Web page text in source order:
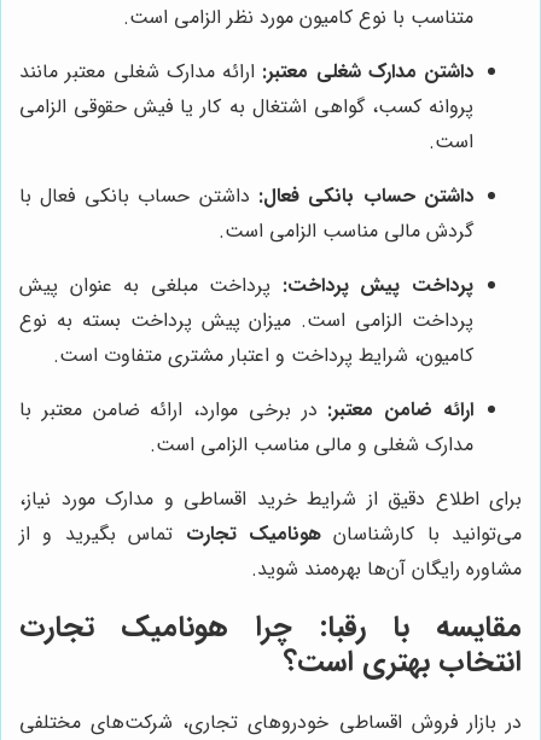
متناسب با نوع کامیون مورد نظر الزامی است.
داشتن مدارک شغلی معتبر: ارائه مدارک شغلی معتبر مانند
پروانه کسب، گواهی اشتغال به کار یا فیش حقوقی الزامی
است.
داشتن حساب بانکی فعال: داشتن حساب بانکی فعال با
گردش مالی مناسب الزامی است.
پرداخت پیش پرداخت: پرداخت مبلغی به عنوان پیش
پرداخت الزامی است. میزان پیش پرداخت بسته به نوع
کامیون، شرایط پرداخت و اعتبار مشتری متفاوت است.
ارائه ضامن معتبر: در برخی موارد، ارائه ضامن معتبر با
مدارک شغلی و مالی مناسب الزامی است.
برای اطلاع دقیق از شرایط خرید اقساطی و مدارک مورد نیاز،
می‌توانید با کارشناسانهونامیک تجارت تماس بگیرید و از
مشاوره رایگان آن‌ها بهره‌مند شوید.
مقایسه با رقبا: چرا هونامیک تجارت
انتخاب بهتری است؟
در بازار فروش اقساطی خودروهای تجاری، شرکت‌های مختلفی